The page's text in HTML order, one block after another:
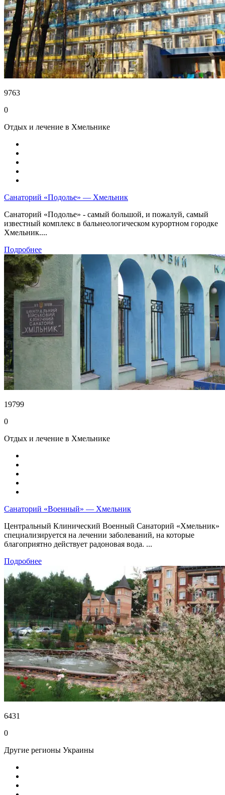
9763
0
Отдых и лечение в Хмельнике
Санаторий «Подолье» — Хмельник
Санаторий «Подолье» - самый большой, и пожалуй, самый
известный комплекс в бальнеологическом курортном городке
Хмельник....
Подробнее
19799
0
Отдых и лечение в Хмельнике
Санаторий «Военный» — Хмельник
Центральный Клинический Военный Санаторий «Хмельник»
специализируется на лечении заболеваний, на которые
благоприятно действует радоновая вода. ...
Подробнее
6431
0
Другие регионы Украины